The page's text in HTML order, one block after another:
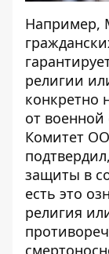
Например,
религии
конкретно
от
Комитет
защиты в
есть это
религия